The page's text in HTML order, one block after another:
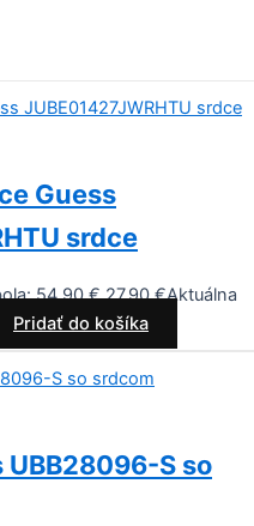
Guess
srdce
54,90 €.27,90€Aktuálna
Pridať do košíka
UBB28096-S so